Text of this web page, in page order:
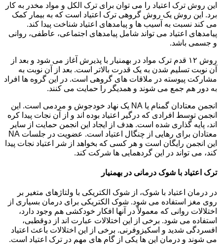
این روش ترک اعتیاد را می توان برای ترک الکل و مواد مخدر به کار
برد. این روش یک روش گروهی ترک اعتیاد است که به بیمار کمک
می کند نسبت به آسیب ها و پیامدهای اعتیاد شناخت پیدا کند.
پیامدهای اعتیاد می تواند شامل پیامدهای اجتماعی، عاطفی، روانی
و جسمی باشد.
روش ۱۲ قدم ترک مواد در بهمنیار با پذیرش آغاز می شود و بعد از
آن نوبت تسلیم شدن به یک قدرت بالاتر است. بعد از آن نوبت به
مشارکت پیوسته در ملاقات های گروهی است. در این گروه ها افراد
به دور هم جمع می شوند و همدیگر را حمایت می کنند.
انجمن معتادان گمنام یا NA یک نهاد خودجوش و مردمی است. این
انجمن توسط افرادی که درگیر اعتیاد بوده اند و از آن نجات پیدا کره
اند، پایه گذاری شده است. هدف از ایجاد این انجمن حمایت از سایر
معتادان برای رهایی از چنگال اعتیاد است. عضویت در جلسات NA
این انجمن رایگان است و هر کسی که بخواهد از شر اعتیاد نجات پیدا
کند، می تواند در این گردهمایی ها شرکت کند.
ترک اعتیاد با شوک درمانی در بهمنیار
در درمان اعتیاد با شوک، از شوک الکتریکی با ولتاژهای متغیر بر
روی مغز استفاده می شود. شوک الکتریکی برای درمان بسیاری از
اختلالات روانی که معمولاً در آنها افکار خودکشی هم وجود دارد،
استفاده می شود. برخی از این اختلالات عبارت اند از دوقطبی،
افسردگی شدید و اسکیزوفرنی. برخی از این اختلالات باعث اعتیاد
می شوند و درمان این ها یکی از گام های مهم در ترک اعتیاد است.